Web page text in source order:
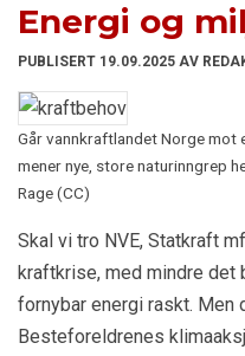
Energi og
PUBLISERT 19.09.2025 AV
Går vannkraftlandet Norge mot
mener nye, store naturinngrep
Rage (CC)
Skal vi tro NVE, Statkraft
kraftkrise, med mindre
fornybar energi raskt. Men
Besteforeldrenes